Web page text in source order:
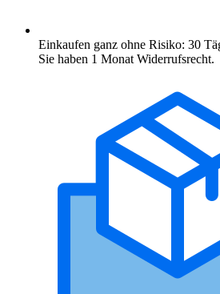
Einkaufen ganz ohne Risiko: 30
Sie haben 1 Monat Widerrufsrecht.